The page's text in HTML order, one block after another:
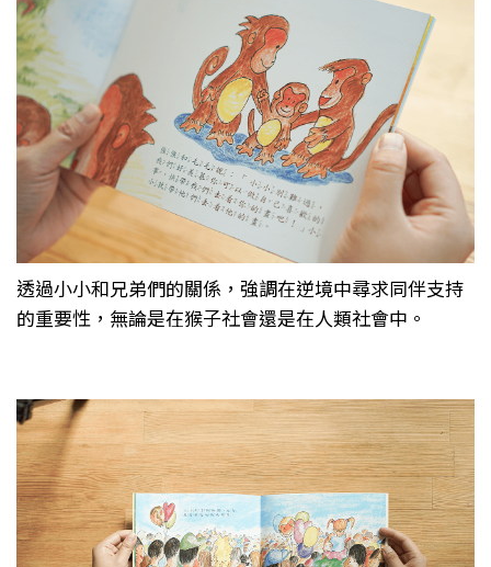
透過小小和兄弟們的關係，強調在逆境中尋求同伴支持
的重要性，無論是在猴子社會還是在人類社會中。